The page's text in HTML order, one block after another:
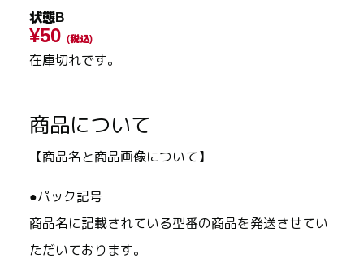
状態B
¥50 (税込)
在庫切れです。
商品について
【商品名と商品画像について】
●パック記号
商品名に記載されている型番の商品を発送させてい
ただいております。